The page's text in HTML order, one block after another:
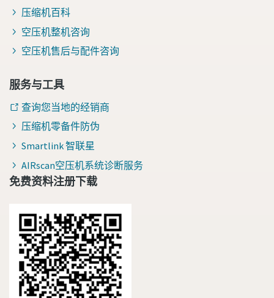
压缩机百科
空压机整机咨询
空压机售后与配件咨询
服务与工具
查询您当地的经销商
压缩机零备件防伪
Smartlink 智联星
AIRscan空压机系统诊断服务
免费资料注册下载